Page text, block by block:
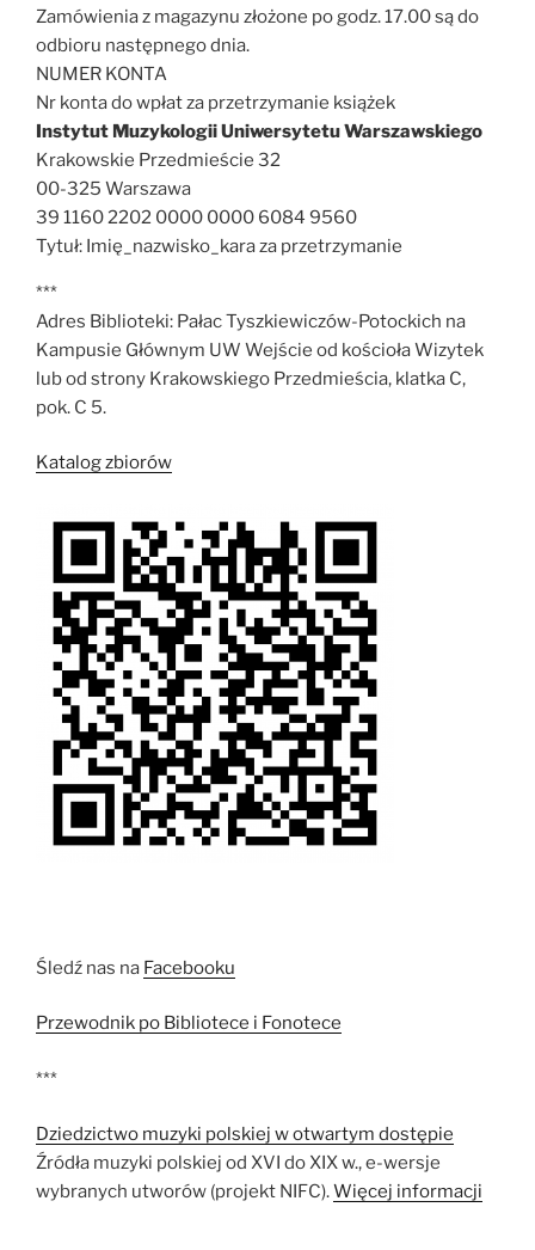
Zamówienia z magazynu złożone po godz. 17.00 są do
odbioru następnego dnia.
NUMER KONTA
Nr konta do wpłat za przetrzymanie książek
Instytut Muzykologii Uniwersytetu Warszawskiego
Krakowskie Przedmieście 32
00-325 Warszawa
39 1160 2202 0000 0000 6084 9560
Tytuł: Imię_nazwisko_kara za przetrzymanie
***
Adres Biblioteki: Pałac Tyszkiewiczów-Potockich na
Kampusie Głównym UW Wejście od kościoła Wizytek
lub od strony Krakowskiego Przedmieścia, klatka C,
pok. C 5.
Katalog zbiorów
Śledź nas na Facebooku
Przewodnik po Bibliotece i Fonotece
***
Dziedzictwo muzyki polskiej w otwartym dostępie
Źródła muzyki polskiej od XVI do XIX w., e-wersje
wybranych utworów (projekt NIFC).Więcej informacji